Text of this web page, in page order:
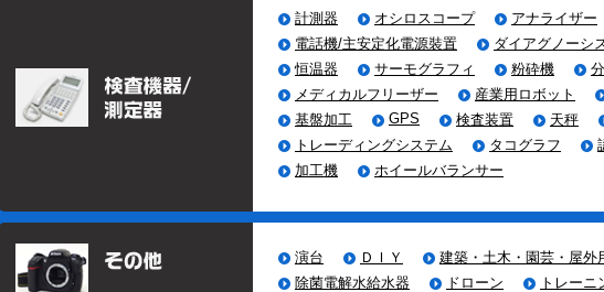
計測器 オシロスコープ アナライザー
電話機/主安定化電源裝置
ダイアグノーシ
恒温器
サーモグラフィ 粉砕機
メディカルフリーザー
産業用ロボット
基盤加工
GPS 検査装置 天秤
トレーディングシステム
タコグラフ
加工機
ホイールバランサー
演台 ＤＩＹ 建築・土木・園芸・屋外
除菌電解水給水器
ドローン トレーニ